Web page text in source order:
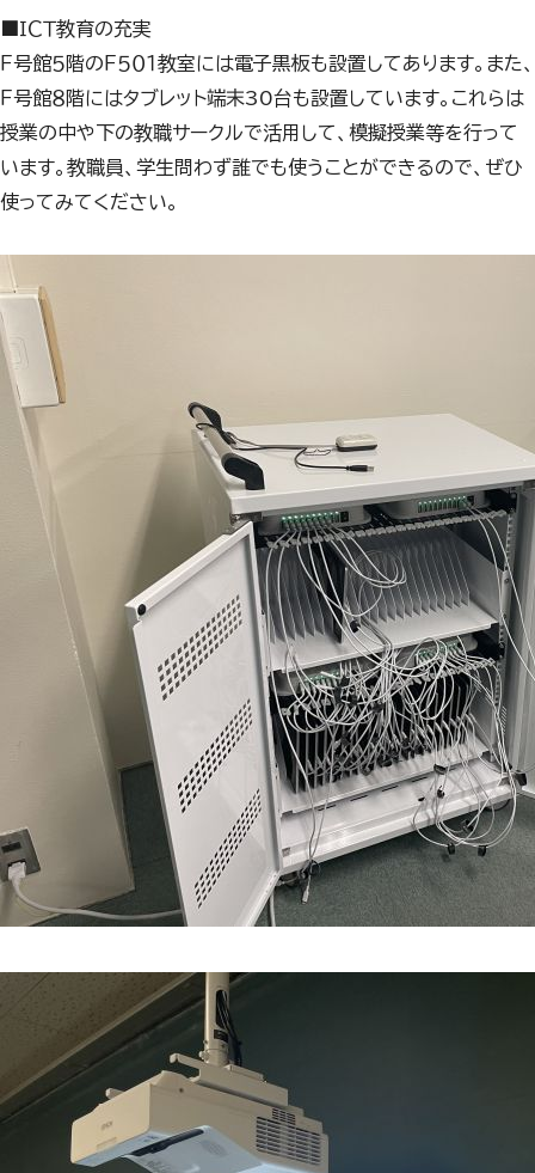
■ＩＣＴ教育の充実
Ｆ号館５階のＦ５０１教室には電子黒板も設置してあります。また、
Ｆ号館８階にはタブレット端末30台も設置しています。これらは
授業の中や下の教職サークルで活用して、模擬授業等を行って
います。教職員、学生問わず誰でも使うことができるので、ぜひ
使ってみてください。